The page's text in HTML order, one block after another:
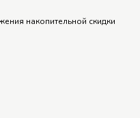
накопительной скидки